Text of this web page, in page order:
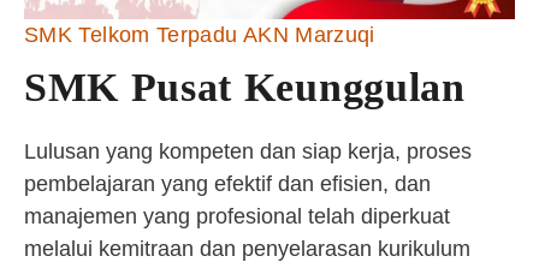
SMK Telkom Terpadu AKN Marzuqi
SMK Pusat Keunggulan
Lulusan yang kompeten dan siap kerja, proses
pembelajaran yang efektif dan efisien, dan
manajemen yang profesional telah diperkuat
melalui kemitraan dan penyelarasan kurikulum